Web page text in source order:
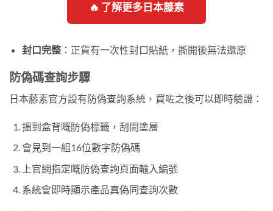
🔥 了解更多日本藤素
封口完整：正貨有一次性封口貼紙，撕開後無法還原
防偽碼查詢步驟
日本藤素官方設有防偽查詢系統，買咗之後可以即時驗證：
搵到盒背嘅防偽標籤，刮開塗層
會見到一組16位數字防偽碼
上官網指定嘅防偽查詢頁面輸入編號
系統會即時顯示產品真偽同查詢次數